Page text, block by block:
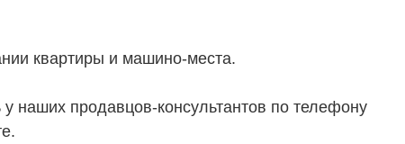
Привлечение инвестиций
квартиры и машино-места.
продавцов-консультантов по телефону